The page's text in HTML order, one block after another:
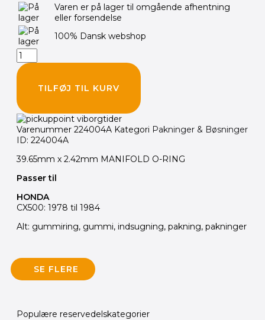
Varen er på lager til omgående afhentning
eller forsendelse
100% Dansk webshop
antal
TILFØJ TIL KURV
Varenummer 224004A Kategori Pakninger & Bøsninger
ID: 224004A
39.65mm x 2.42mm MANIFOLD O-RING
Passer til
HONDA
CX500: 1978 til 1984
Alt: gummiring, gummi, indsugning, pakning, pakninger
SE FLERE
Populære reservedelskategorier